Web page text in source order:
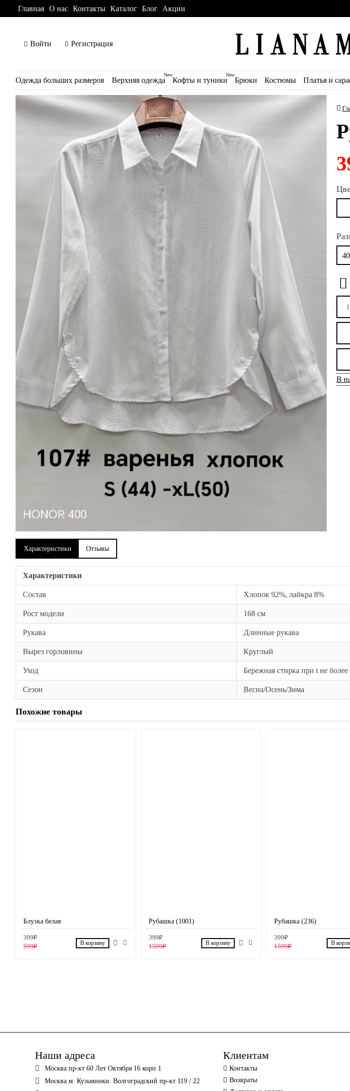
Главная О нас Контакты Каталог Блог Акции
Войти Регистрация
Одежда больших размеров Верхняя одежда
New
Кофты и туники
New
Брюки Костюмы Платья и
В
40
Характеристики Отзывы
Характеристики
Состав Хлопок 92%, лайкра 8%
Рост модели 168 см
Рукава Длинные рукава
Вырез горловины Круглый
Уход Бережная стирка при t не
Сезон Весна/Осень/Зима
Похожие товары
Блузка белая
399₽
599₽
В корзину
Рубашка (1001)
399₽
1599₽
В корзину
Рубашка (236)
399₽
1599₽
В
Наши адреса
Москва пр-кт 60 Лет Октября 16 корп 1
Москва м. Кузьминки. Волгоградский пр-кт 119 / 22
Клиентам
Контакты
Возвраты